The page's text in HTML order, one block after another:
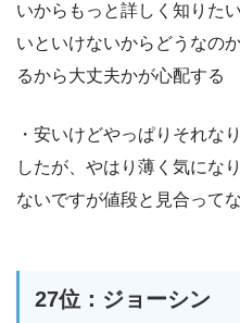
いからもっと詳しく知りた
いといけないからどうなの
るから大丈夫かが心配する
・安いけどやっぱりそれな
したが、やはり薄く気にな
ないですが値段と見合って
27位：ジョーシン